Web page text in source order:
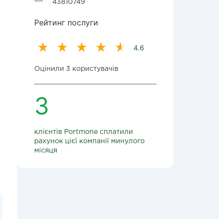
43810749
Рейтинг послуги
4.6
Оцінили 3 користувачів
3
клієнтів Portmone сплатили
рахунок цієї компанії минулого
місяця